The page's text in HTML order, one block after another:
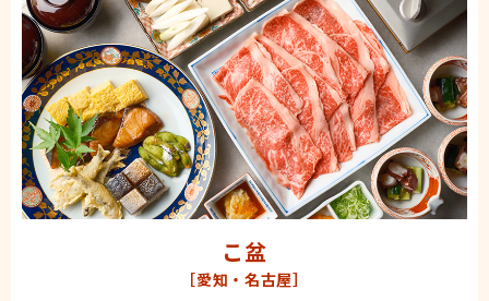
こ盆
［愛知・名古屋］